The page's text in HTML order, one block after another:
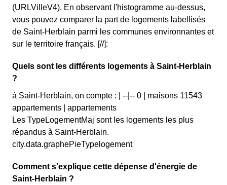
(URLVilleV4). En observant l'histogramme au-dessus,
vous pouvez comparer la part de logements labellisés
de Saint-Herblain parmi les communes environnantes et
sur le territoire français. [//]:
Quels sont les différents logements à Saint-Herblain
?
à Saint-Herblain, on compte : | --|-- 0 | maisons 11543
appartements | appartements
Les TypeLogementMaj sont les logements les plus
répandus à Saint-Herblain.
city.data.graphePieTypelogement
Comment s'explique cette dépense d'énergie de
Saint-Herblain ?